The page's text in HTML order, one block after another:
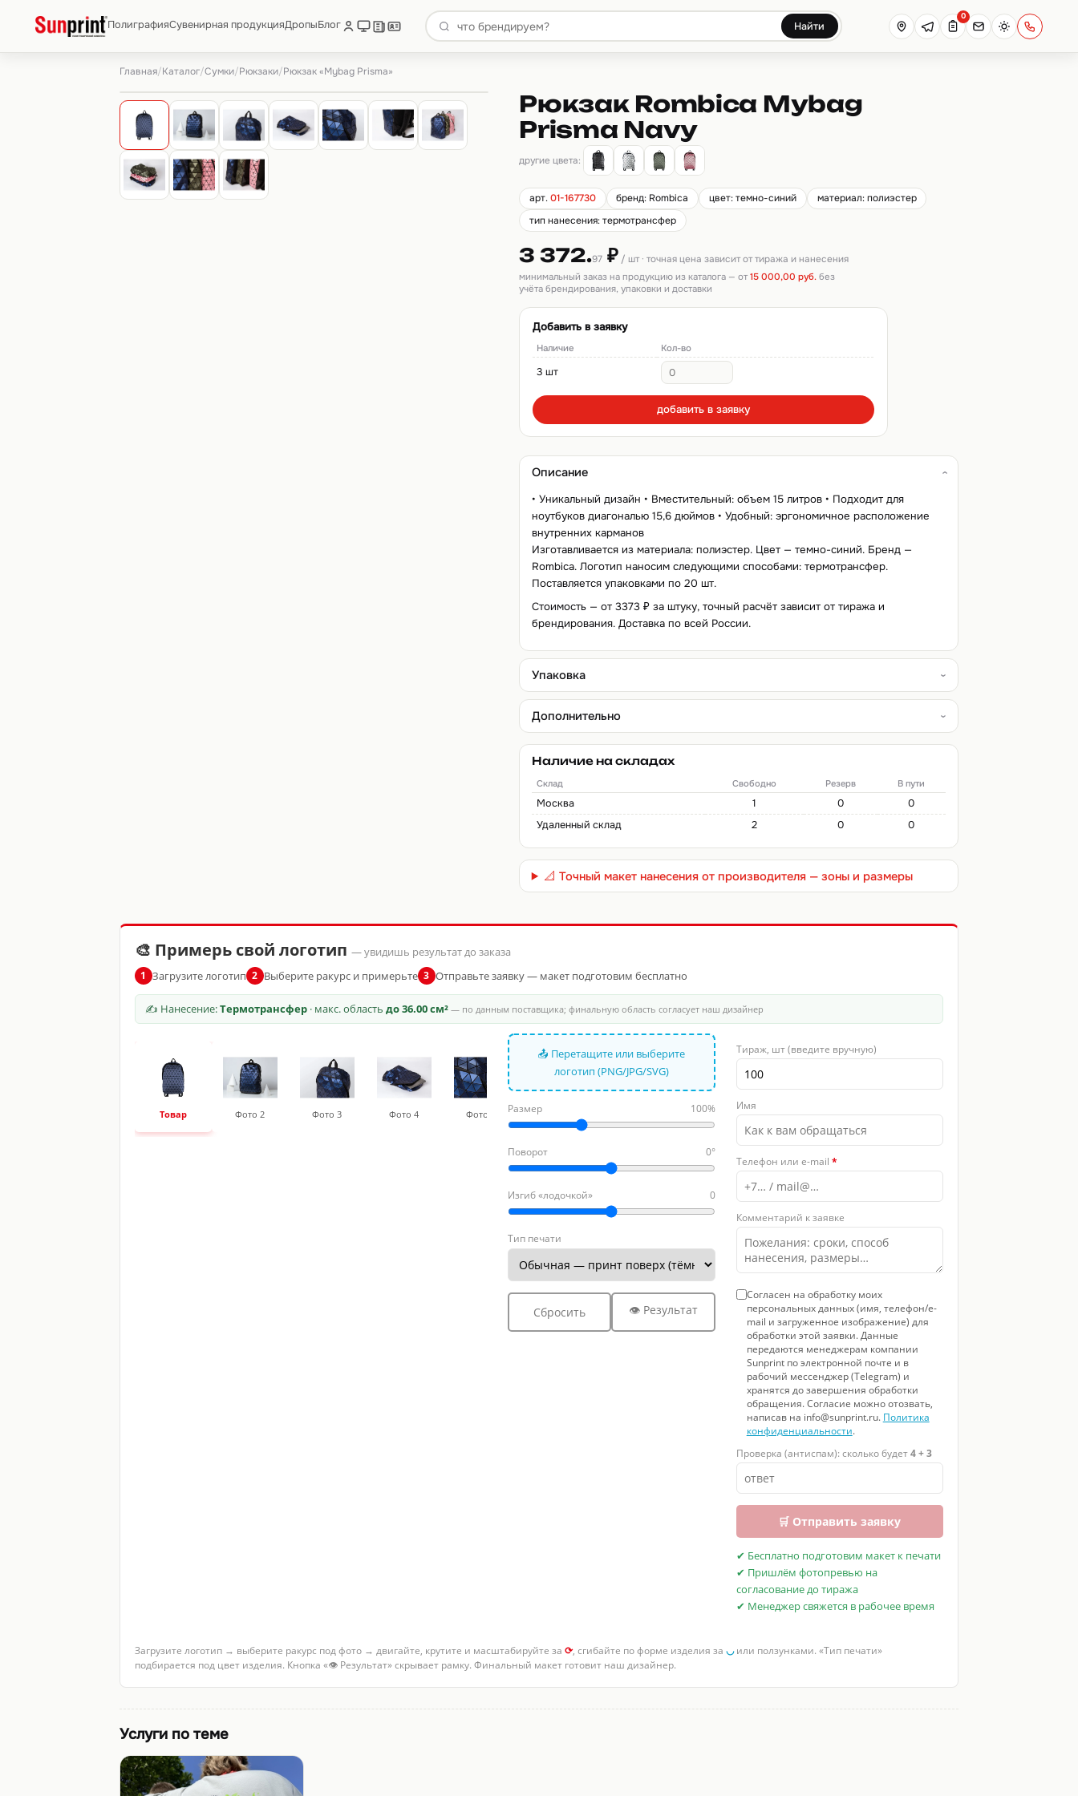
ПолиграфияСувенирная продукцияДропыБлог Найти
0
Главная/Каталог/Сумки/Рюкзаки/Рюкзак «Mybag Prisma»
Рюкзак Rombica Mybag
Prisma Navy
другие цвета:
арт.01-167730 бренд: Rombica цвет: темно-синий
материал: полиэстер
тип нанесения: термотрансфер
3 372.97 ₽ / шт · точная цена зависит от тиража и нанесения
минимальный заказ на продукцию из каталога — от15 000,00 руб. без
учёта брендирования, упаковки и доставки
Добавить в заявку
Наличие Кол-во
3 шт
добавить в заявку
Описание
• Уникальный дизайн • Вместительный: объем 15 литров • Подходит для
ноутбуков диагональю 15,6 дюймов • Удобный: эргономичное расположение
внутренних карманов
Изготавливается из материала: полиэстер. Цвет — темно-синий. Бренд —
Rombica. Логотип наносим следующими способами: термотрансфер.
Поставляется упаковками по 20 шт.
Стоимость — от 3373 ₽ за штуку, точный расчёт зависит от тиража и
брендирования. Доставка по всей России.
Упаковка
Дополнительно
Наличие на складах
Склад Свободно Резерв В пути
Москва 1 0
0
Удаленный склад
2 0 0
📐 Точный макет нанесения от производителя — зоны и размеры
🎨 Примерь свой логотип — увидишь результат до заказа
1 Загрузите логотип 2 Выберите ракурс и примерьте 3 Отправьте заявку — макет подготовим бесплатно
✍ Нанесение:Термотрансфер· макс. область до 36.00 см²— по данным поставщика; финальную область согласует наш дизайнер
Товар Фото 2 Фото 3 Фото 4 Фото 5 Фото 8 Фото 9 Фото 10
📤 Перетащите или выберите
логотип (PNG/JPG/SVG)
Размер 100%
Поворот 0°
Изгиб «лодочкой» 0
Тип печати
Сбросить 👁 Результат
Тираж, шт (введите вручную)
Имя
Телефон или e-mail *
Комментарий к заявке
Согласен на обработку моих
персональных данных (имя, телефон/e-
mail и загруженное изображение) для
обработки этой заявки. Данные
передаются менеджерам компании
Sunprint по электронной почте и в
рабочий мессенджер (Telegram) и
хранятся до завершения обработки
обращения. Согласие можно отозвать,
написав на info@sunprint.ru. Политика
конфиденциальности.
Проверка (антиспам): сколько будет4 + 3
🛒 Отправить заявку
✔ Бесплатно подготовим макет к печати
✔ Пришлём фотопревью на
согласование до тиража
✔ Менеджер свяжется в рабочее время
Загрузите логотип → выберите ракурс под фото → двигайте, крутите и масштабируйте за ⟳, сгибайте по форме изделия за ◡или ползунками. «Тип печати»
подбирается под цвет изделия. Кнопка «👁 Результат» скрывает рамку. Финальный макет готовит наш дизайнер.
Услуги по теме